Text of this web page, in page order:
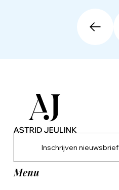
Inschrijven nieuwsbrief
Menu